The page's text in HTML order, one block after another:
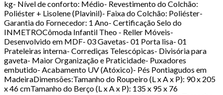
kg- Nível de conforto: Médio- Revestimento do Colchão:
Poliéster + Lisolene (Plavinil)- Faixa do Colchão: Poliéster-
Garantia do Fornecedor: 1 Ano- Certificação Selo do
INMETROCômoda Infantil Theo - Reller Móveis-
Desenvolvido em MDF- 03 Gavetas- 01 Porta lisa- 01
Prateleiras interna- Corrediças Telescópicas- Divisória para
gaveta- Maior Organização e Praticidade- Puxadores
embutido- Acabamento UV (Atóxico)- Pés Pontiagudos em
MadeiraDimensões:Tamanho do Roupeiro (L x A x P): 90 x 205
x 46 cmTamanho do Berço (L x A x P): 135 x 95 x 76